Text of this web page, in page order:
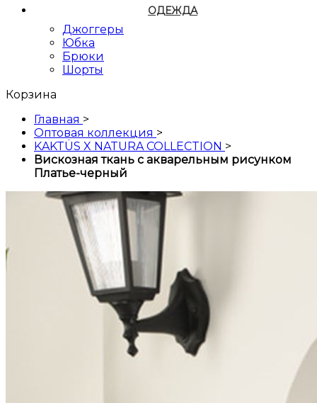
ОДЕЖДА
Джоггеры
Юбка
Брюки
Шорты
Корзина
Главная >
Оптовая коллекция >
KAKTÜS X NATURA COLLECTION >
Вискозная ткань с акварельным рисунком
Платье-черный